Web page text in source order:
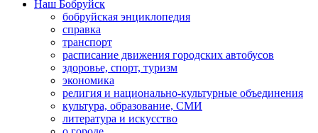
Наш Бобруйск
бобруйская энциклопедия
справка
транспорт
расписание движения городских автобусов
здоровье, спорт, туризм
экономика
религия и национально-культурные объединения
культура, образование, СМИ
литература и искусство